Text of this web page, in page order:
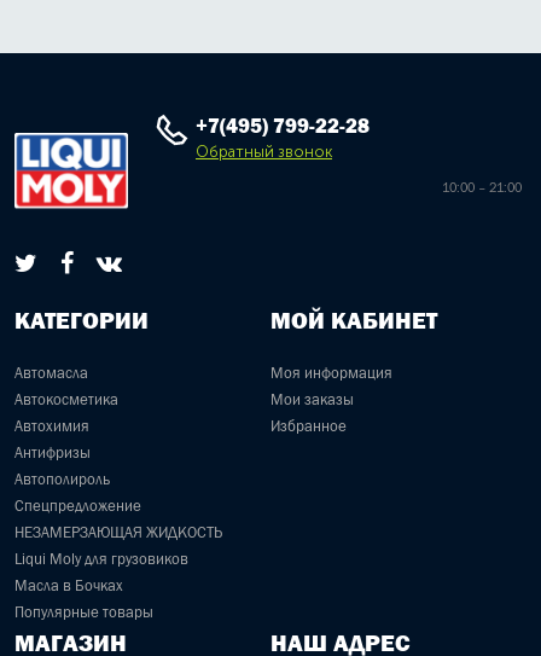
+7(495) 799-22-28
Обратный звонок
10:00 – 21:00
КАТЕГОРИИ
Автомасла
Автокосметика
Автохимия
Антифризы
Автополироль
Спецпредложение
НЕЗАМЕРЗАЮЩАЯ ЖИДКОСТЬ
Liqui Moly для грузовиков
Масла в Бочках
Популярные товары
МОЙ КАБИНЕТ
Моя информация
Мои заказы
Избранное
МАГАЗИН НАШ АДРЕС